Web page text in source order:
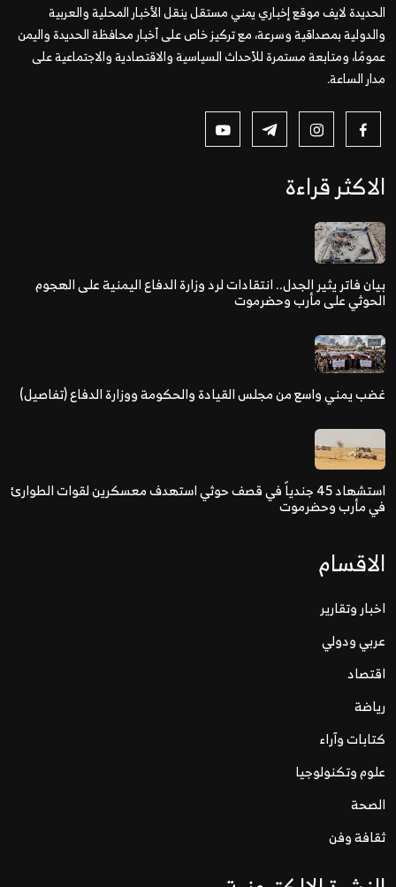
الحديدة لايف موقع إخباري يمني مستقل ينقل الأخبار المحلية والعربية
والدولية بمصداقية وسرعة، مع تركيز خاص على أخبار محافظة الحديدة واليمن
عمومًا، ومتابعة مستمرة للأحداث السياسية والاقتصادية والاجتماعية على
مدار الساعة.
الاكثر قراءة
بيان فاتر يثير الجدل.. انتقادات لرد وزارة الدفاع اليمنية على الهجوم
الحوثي على مأرب وحضرموت
غضب يمني واسع من مجلس القيادة والحكومة ووزارة الدفاع (تفاصيل)
استشهاد 45 جندياً في قصف حوثي استهدف معسكرين لقوات الطوارئ
في مأرب وحضرموت
الاقسام
اخبار وتقارير
عربي ودولي
اقتصاد
رياضة
كتابات وآراء
علوم وتكنولوجيا
الصحة
ثقافة وفن